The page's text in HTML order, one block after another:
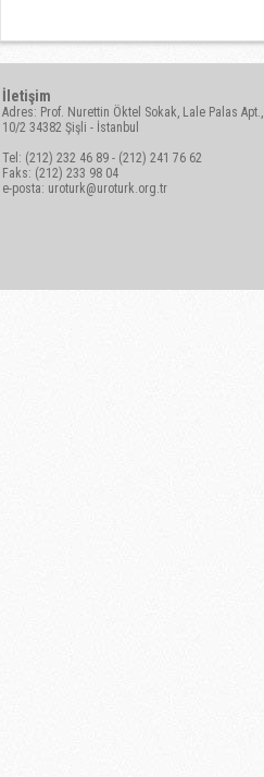
İletişim
Adres: Prof. Nurettin Öktel Sokak, Lale Palas Apt.,
10/2 34382 Şişli - İstanbul
Tel: (212) 232 46 89 - (212) 241 76 62
Faks: (212) 233 98 04
e-posta: uroturk@uroturk.org.tr